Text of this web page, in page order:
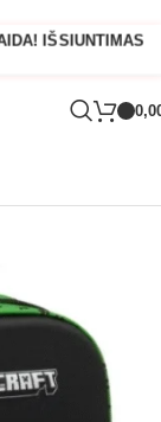
IŠSIUNTIMAS
su 3D spauda